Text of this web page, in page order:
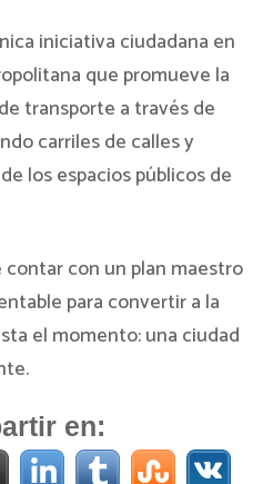
iniciativa ciudadana en
que promueve la
transporte a través de
carriles de calles y
los espacios públicos de
con un plan maestro
para convertir a la
el momento: una ciudad
en: